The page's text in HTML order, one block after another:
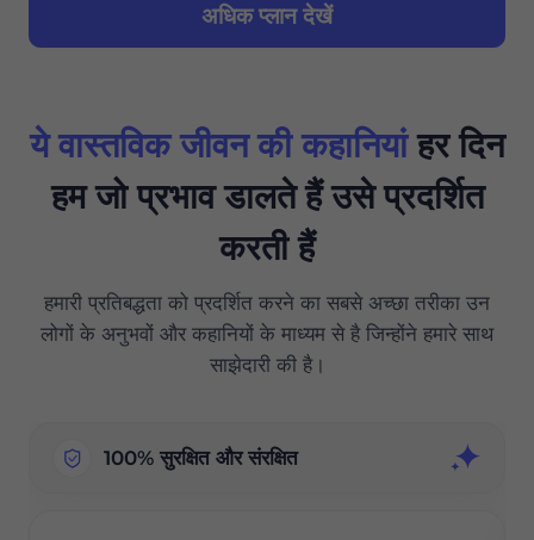
अधिक प्लान देखें
ये वास्तविक जीवन की कहानियांहर दिन
हम जो प्रभाव डालते हैं उसे प्रदर्शित
करती हैं
हमारी प्रतिबद्धता को प्रदर्शित करने का सबसे अच्छा तरीका उन
लोगों के अनुभवों और कहानियों के माध्यम से है जिन्होंने हमारे साथ
साझेदारी की है।
100% सुरक्षित और संरक्षित